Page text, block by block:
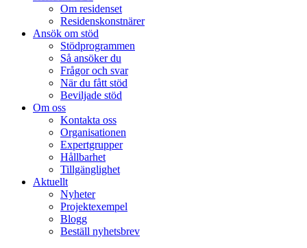
Om residenset
Residenskonstnärer
Ansök om stöd
Stödprogrammen
Så ansöker du
Frågor och svar
När du fått stöd
Beviljade stöd
Om oss
Kontakta oss
Organisationen
Expertgrupper
Hållbarhet
Tillgänglighet
Aktuellt
Nyheter
Projektexempel
Blogg
Beställ nyhetsbrev